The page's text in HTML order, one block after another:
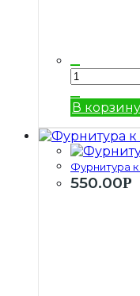
В корзину
Фурнитура
550.00Р